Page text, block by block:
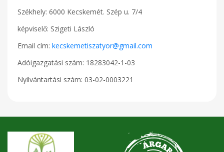
Székhely: 6000 Kecskemét. Szép u. 7/4
képviselő: Szigeti László
Email cím: kecskemetiszatyor@gmail.com
Adóigazgatási szám: 18283042-1-03
Nyilvántartási szám: 03-02-0003221